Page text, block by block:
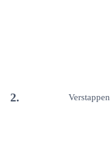
2. Verstappen